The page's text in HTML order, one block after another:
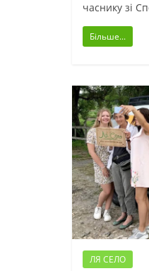
часнику зі
Більше...
ЛЯ СЕЛО